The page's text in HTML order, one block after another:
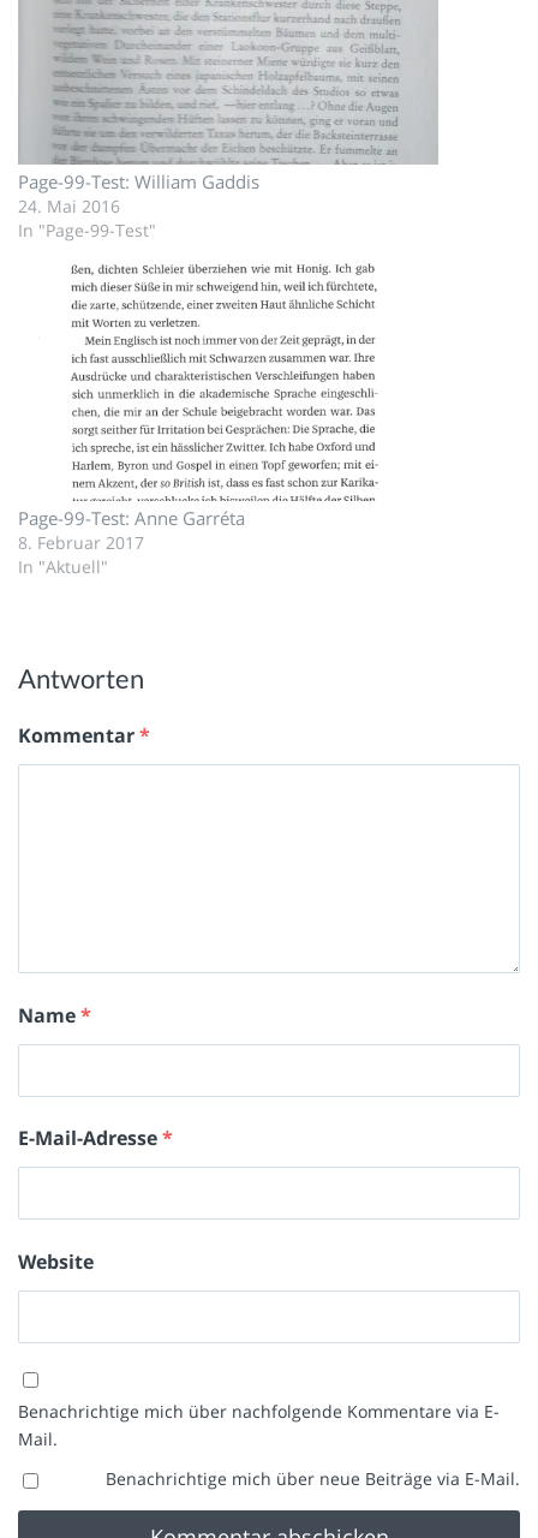
Page-99-Test: William Gaddis
24. Mai 2016
In "Page-99-Test"
Page-99-Test: Anne Garréta
8. Februar 2017
In "Aktuell"
Antworten
Kommentar*
Name*
E-Mail-Adresse*
Website
Benachrichtige mich über nachfolgende Kommentare via E-
Mail.
Benachrichtige mich über neue Beiträge via E-Mail.